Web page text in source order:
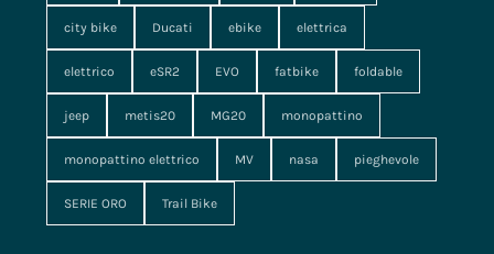
city bike Ducati ebike elettrica
elettrico eSR2 EVO fatbike foldable
jeep metis20 MG20 monopattino
monopattino elettrico MV nasa pieghevole
SERIE ORO Trail Bike